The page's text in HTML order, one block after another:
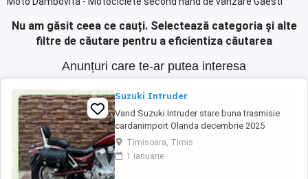
Nu am găsit ceea ce cauți. Selectează categoria și alte
filtre de căutare pentru a eficientiza căutarea
Anunțuri care te-ar putea interesa
Suzuki Intruder
Vand Suzuki Intruder stare buna trasmisie
cardanimport Olanda decembrie 2025
inmatriculat RO IN FEBRUARIE Nu raspund la
mesaje.Schimb cu ATV plus sau minus
diferenta
Timisoara, Timis
1 ianuarie